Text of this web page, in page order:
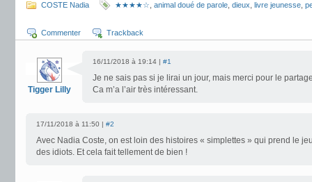
COSTE Nadia ★★★★☆ animal doué de parole dieux livre jeunesse
Commenter Trackback
Tigger Lilly
16/11/2018 à 19:14 | #1
Je ne sais pas si je lirai un jour, mais merci pour le
Ca m’a l’air très intéressant.
17/11/2018 à 11:50 | #2
Avec Nadia Coste, on est loin des histoires « simplettes » qui prend le
des idiots. Et cela fait tellement de bien !